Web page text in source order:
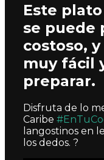
Este
se puede
costoso,
muy fácil
preparar.
Disfruta de lo
Caribe
langostinos en
los dedos. ?